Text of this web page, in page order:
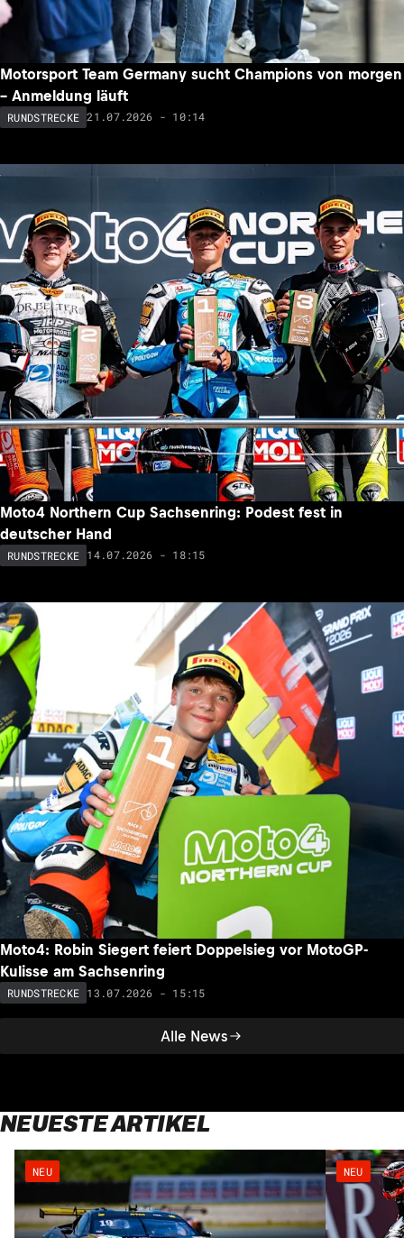
Alle News
Motorsport Team Germany sucht Champions von morgen
– Anmeldung läuft
RUNDSTRECKE 21.07.2026 - 10:14
Moto4 Northern Cup Sachsenring: Podest fest in
deutscher Hand
RUNDSTRECKE 14.07.2026 - 18:15
Moto4: Robin Siegert feiert Doppelsieg vor MotoGP-
Kulisse am Sachsenring
RUNDSTRECKE 13.07.2026 - 15:15
NEUESTE ARTIKEL
NEU NEU